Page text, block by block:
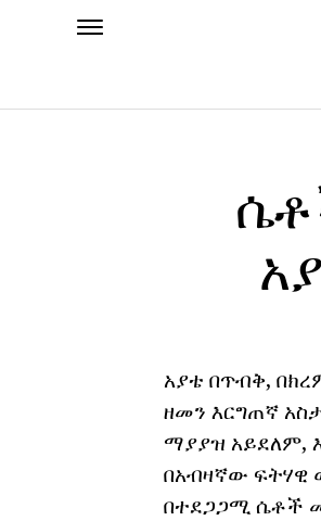
አያቴ በጥብቅ,
ዘመን እርግጠኛ
ማያያዝ አይደለም,
በአብዛኛው ፍትሃዊ
በተደጋጋሚ ሴቶች